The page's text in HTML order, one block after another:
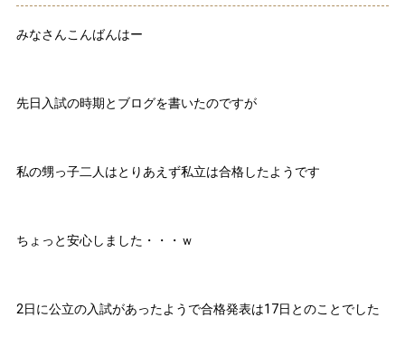
みなさんこんばんはー
先日入試の時期とブログを書いたのですが
私の甥っ子二人はとりあえず私立は合格したようです
ちょっと安心しました・・・ｗ
2日に公立の入試があったようで合格発表は17日とのことでした